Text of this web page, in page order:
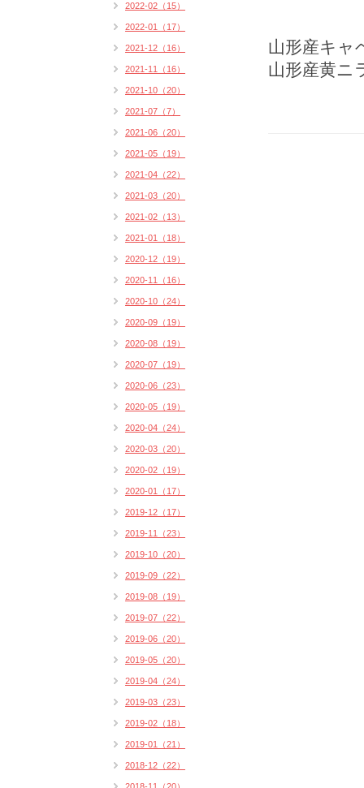
山形産キャ
山形産黄ニ
2022-02（15）
2022-01（17）
2021-12（16）
2021-11（16）
2021-10（20）
2021-07（7）
2021-06（20）
2021-05（19）
2021-04（22）
2021-03（20）
2021-02（13）
2021-01（18）
2020-12（19）
2020-11（16）
2020-10（24）
2020-09（19）
2020-08（19）
2020-07（19）
2020-06（23）
2020-05（19）
2020-04（24）
2020-03（20）
2020-02（19）
2020-01（17）
2019-12（17）
2019-11（23）
2019-10（20）
2019-09（22）
2019-08（19）
2019-07（22）
2019-06（20）
2019-05（20）
2019-04（24）
2019-03（23）
2019-02（18）
2019-01（21）
2018-12（22）